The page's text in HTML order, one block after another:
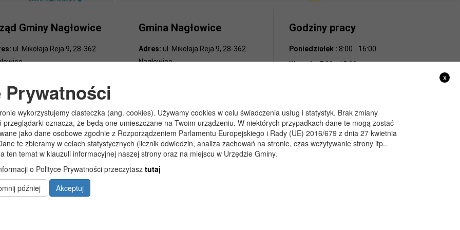
Gminy Nagłowice
ul. Mikołaja Reja 9, 28-362
Fax: 41-38-145-67
gmina@naglowice.pl
6561475293
000540067
Gmina Nagłowice
Adres: ul. Mikołaja Reja 9, 28-362
Nagłowice
Bank Spółdzielczy Kielce
o/Nagłowice
46 84930004 0110 0100 0332 0097
Rachunek odpady komunalne:
Godziny pracy
Poniedziałek : 8:00 - 16:00
Wtorek :7:30 - 15:30
Piątek :7:30 - 15:30
x
wykorzystujemy ciasteczka (ang. cookies). Używamy cookies w celu świadczenia usług i statystyk. Brak zmiany
przeglądarki oznacza, że będą one umieszczane na Twoim urządzeniu. W niektórych przypadkach dane te mogą zostać
jako dane osobowe zgodnie z Rozporządzeniem Parlamentu Europejskiego i Rady (UE) 2016/679 z dnia 27 kwietnia
te zbieramy w celach statystycznych (licznik odwiedzin, analiza zachowań na stronie, czas wczytywanie strony itp..
ten temat w klauzuli informacyjnej naszej strony oraz na miejscu w Urzędzie Gminy.
o Polityce Prywatności przeczytasz tutaj
później
Akceptuj